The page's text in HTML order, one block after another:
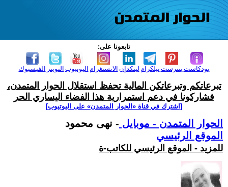
تابعونا على:
الفيسبوك التويتر اليوتيوب الانستغرام لينكدإن تيلكرامبنترست بودكاست
تبرعاتكم وتبرعاتكن المالية تحفظ استقلال الحوار المتمدن،
فشاركونا في دعم استمرارية هذا الفضاء اليساري الحر
[اشترك في قناة ‫«الحوار المتمدن» على اليوتيوب]
الحوار المتمدن - موبايل - نهى محمود
الموقع الرئيسي
للمزيد - الموقع الرئيسي للكاتب-ة